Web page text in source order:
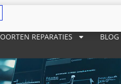
REPARATIES BLOG